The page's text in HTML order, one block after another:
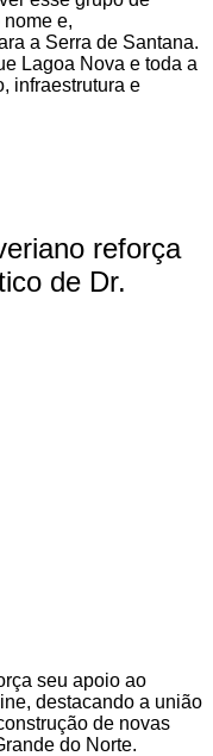
e,
a Serra de Santana.
Lagoa Nova e toda a
infraestrutura e
reforça
de Dr.
seu apoio ao
destacando a união
de novas
do Norte.